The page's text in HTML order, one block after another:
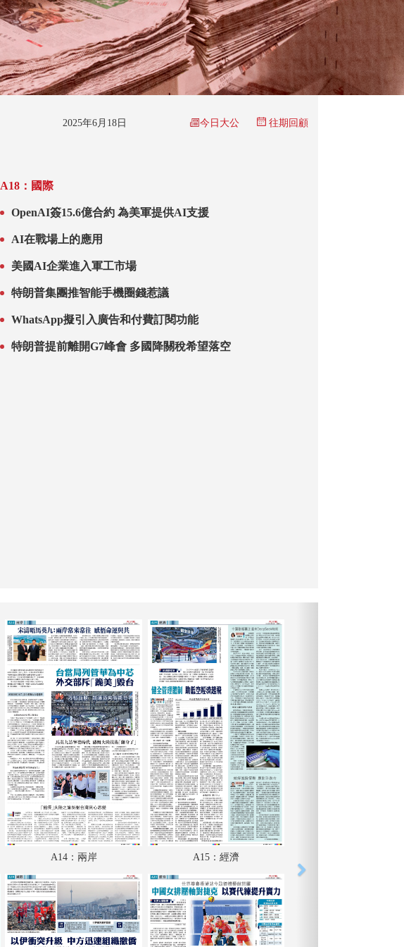
2025年6月18日 今日大公 往期回顧
A18：國際
OpenAI簽15.6億合約 為美軍提供AI支援
AI在戰場上的應用
美國AI企業進入軍工市場
特朗普集團推智能手機圈錢惹議
WhatsApp擬引入廣告和付費訂閱功能
特朗普提前離開G7峰會 多國降關稅希望落空
A14：兩岸 A15：經濟